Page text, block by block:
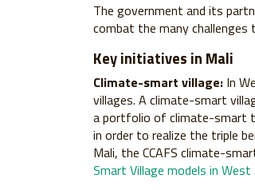
The government and its
combat the many challenges
Key initiatives in Mali
Climate-smart village: In
villages. A climate-smart
a portfolio of climate-smart
in order to realize the triple
Mali, the CCAFS climate-
Smart Village models in